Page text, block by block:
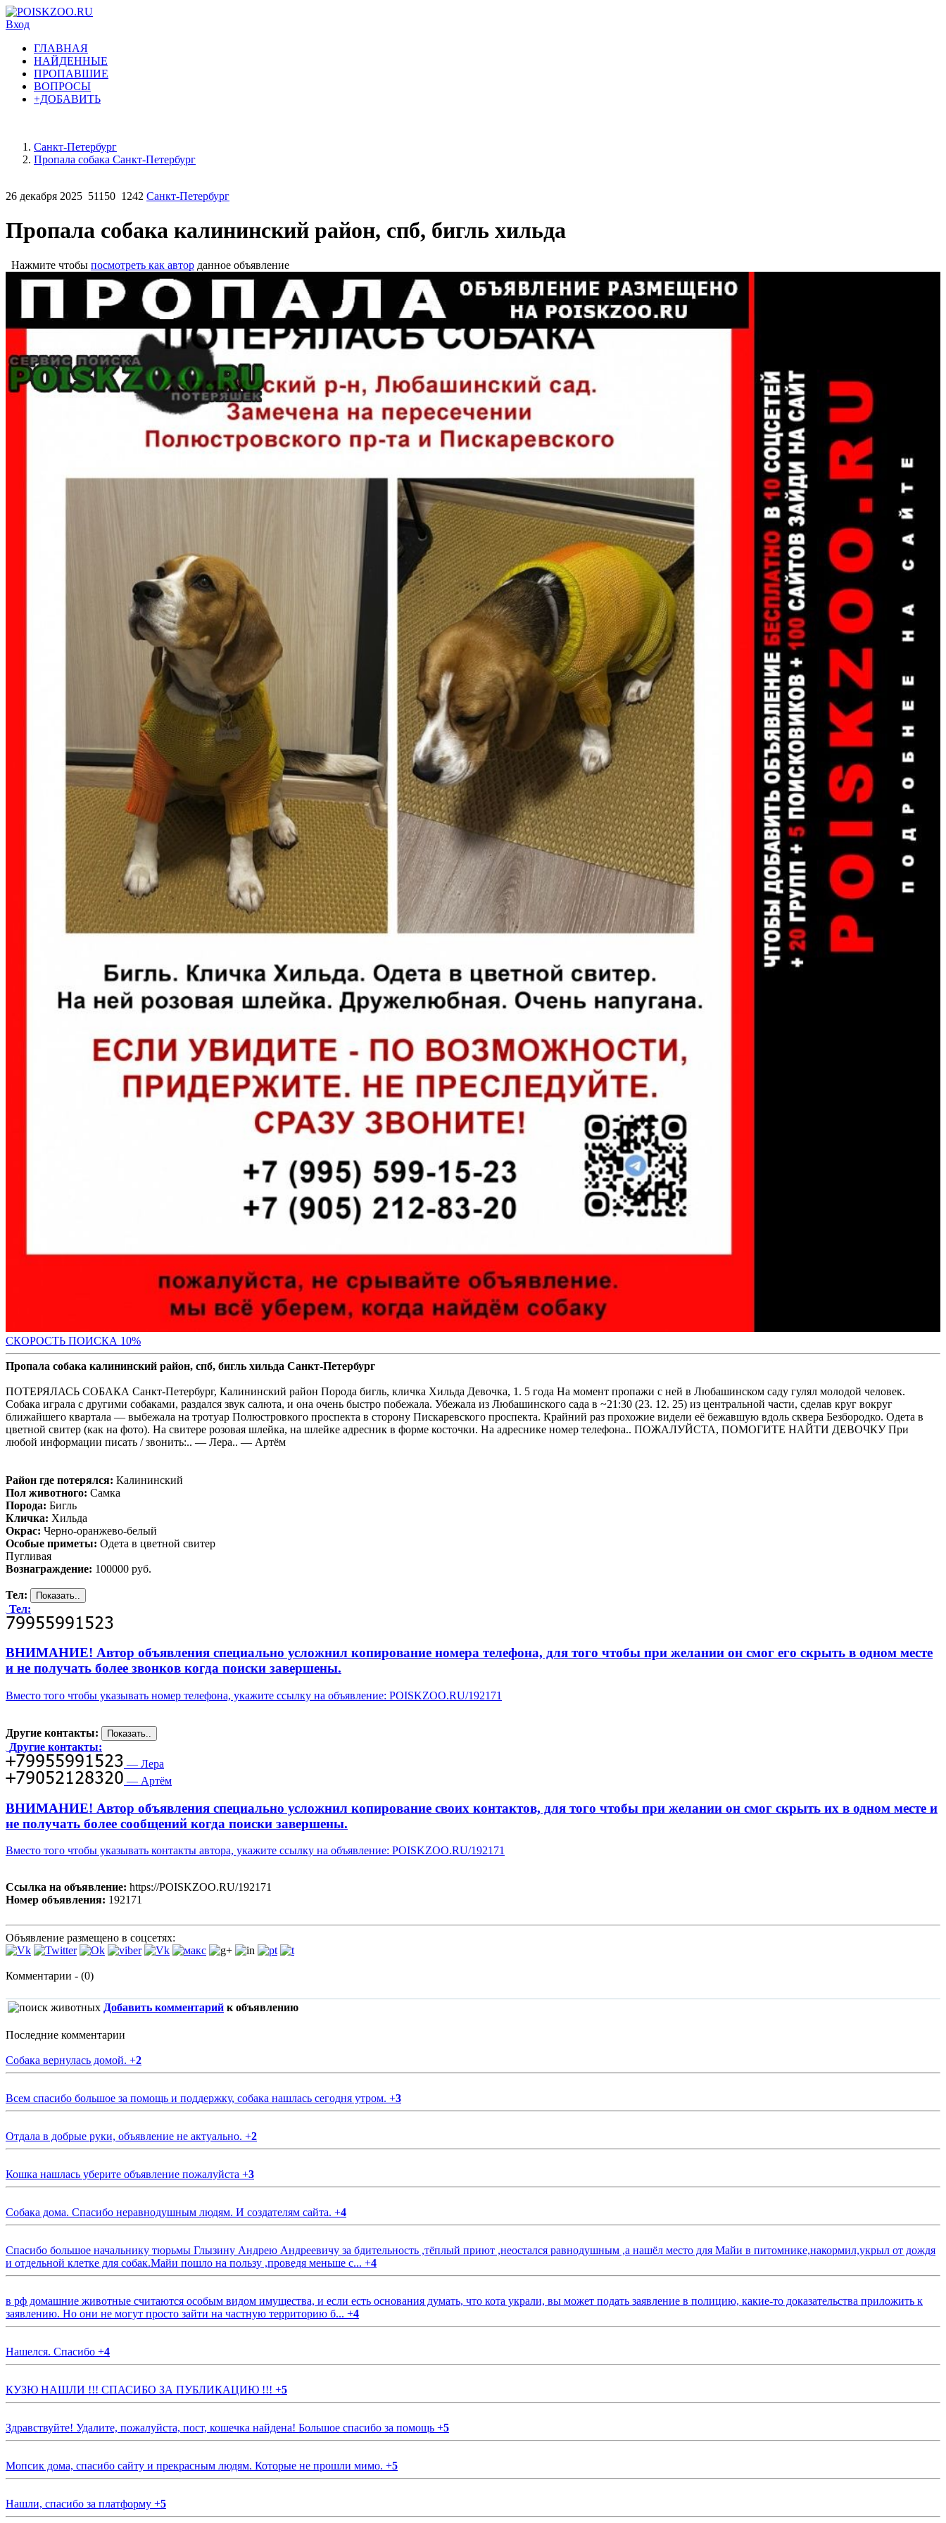
Вход
ГЛАВНАЯ
НАЙДЕННЫЕ
ПРОПАВШИЕ
ВОПРОСЫ
+ДОБАВИТЬ
Санкт-Петербург
Пропала собака Санкт-Петербург
26 декабря 2025 51150 1242 Санкт-Петербург
Пропала собака калининский район, спб, бигль хильда
Нажмите чтобы посмотреть как автор данное объявление
СКОРОСТЬ ПОИСКА 10%
Пропала собака калининский район, спб, бигль хильда Санкт-Петербург
ПОТЕРЯЛАСЬ СОБАКА Санкт-Петербург, Калининский район Порода бигль, кличка Хильда Девочка, 1. 5 года На момент пропажи с ней в Любашинском саду гулял молодой человек.
Собака играла с другими собаками, раздался звук салюта, и она очень быстро побежала. Убежала из Любашинского сада в ~21:30 (23. 12. 25) из центральной части, сделав круг вокруг
ближайшего квартала — выбежала на тротуар Полюстровкого проспекта в сторону Пискаревского проспекта. Крайний раз прохожие видели её бежавшую вдоль сквера Безбородко. Одета в
цветной свитер (как на фото). На свитере розовая шлейка, на шлейке адресник в форме косточки. На адреснике номер телефона.. ПОЖАЛУЙСТА, ПОМОГИТЕ НАЙТИ ДЕВОЧКУ При
любой информации писать / звонить:.. — Лера.. — Артём
Район где потерялся: Калининский
Пол животного: Самка
Порода: Бигль
Кличка: Хильда
Окрас: Черно-оранжево-белый
Особые приметы: Одета в цветной свитер
Пугливая
Вознаграждение: 100000 руб.
Тел:
Тел:
ВНИМАНИЕ! Автор объявления специально усложнил копирование номера телефона, для того чтобы при желании он смог его скрыть в одном месте
и не получать более звонков когда поиски завершены.
Вместо того чтобы указывать номер телефона, укажите ссылку на объявление: POISKZOO.RU/192171
Другие контакты:
Другие контакты:
— Лера
— Артём
ВНИМАНИЕ! Автор объявления специально усложнил копирование своих контактов, для того чтобы при желании он смог скрыть их в одном месте и
не получать более сообщений когда поиски завершены.
Вместо того чтобы указывать контакты автора, укажите ссылку на объявление: POISKZOO.RU/192171
Ссылка на объявление: https://POISKZOO.RU/192171
Номер объявления: 192171
Объявление размещено в соцсетях:
Комментарии - (0)
Добавить комментарий к объявлению
Последние комментарии
Собака вернулась домой. +2
Всем спасибо большое за помощь и поддержку, собака нашлась сегодня утром. +3
Отдала в добрые руки, объявление не актуально. +2
Кошка нашлась уберите объявление пожалуйста +3
Собака дома. Спасибо неравнодушным людям. И создателям сайта. +4
Спасибо большое начальнику тюрьмы Глызину Андрею Андреевичу за бдительность ,тёплый приют ,неостался равнодушным ,а нашёл место для Майи в питомнике,накормил,укрыл от дождя
и отдельной клетке для собак.Майи пошло на пользу ,проведя меньше с... +4
в рф домашние животные считаются особым видом имущества, и если есть основания думать, что кота украли, вы может подать заявление в полицию, какие-то доказательства приложить к
заявлению. Но они не могут просто зайти на частную территорию б... +4
Нашелся. Спасибо +4
КУЗЮ НАШЛИ !!! СПАСИБО ЗА ПУБЛИКАЦИЮ !!! +5
Здравствуйте! Удалите, пожалуйста, пост, кошечка найдена! Большое спасибо за помощь +5
Мопсик дома, спасибо сайту и прекрасным людям. Которые не прошли мимо. +5
Нашли, спасибо за платформу +5